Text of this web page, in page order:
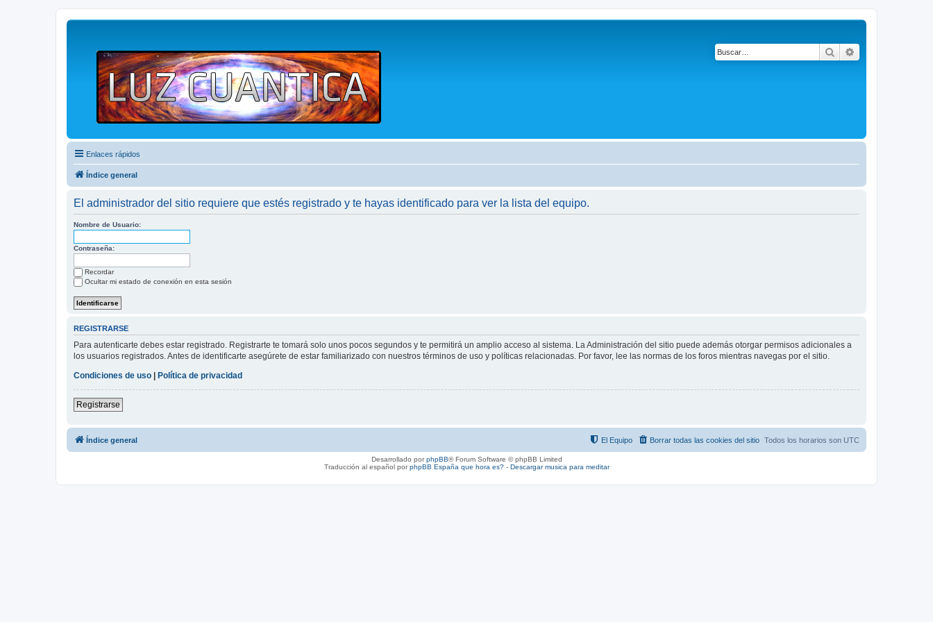
Buscar
Enlaces rápidos
Índice general
El administrador del sitio requiere que estés registrado y te hayas identificado para ver la lista del equipo.
Nombre de Usuario:
Contraseña:
Recordar
Ocultar mi estado de conexión en esta sesión
REGISTRARSE
Para autenticarte debes estar registrado. Registrarte te tomará solo unos pocos segundos y te permitirá un amplio acceso al sistema. La Administración del sitio puede además otorgar permisos adicionales a
los usuarios registrados. Antes de identificarte asegúrete de estar familiarizado con nuestros términos de uso y políticas relacionadas. Por favor, lee las normas de los foros mientras navegas por el sitio.
Condiciones de uso | Política de privacidad
Registrarse
Índice general Todos los horarios son UTC
Borrar todas las cookies del sitio
El Equipo
Desarrollado porphpBB® Forum Software © phpBB Limited
Traducción al español porphpBB España que hora es?- Descargar musica para meditar